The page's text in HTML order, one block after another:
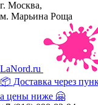
г. Москва,
м. Марьина Роща
LaNord.ru
📦 Доставка через
а цены ниже 🤗